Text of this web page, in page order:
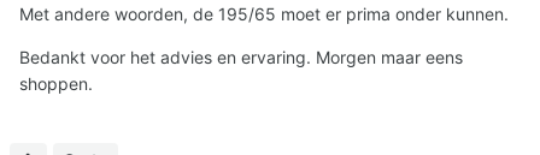
Met andere woorden, de 195/65 moet er prima onder kunnen.
Bedankt voor het advies en ervaring. Morgen maar eens
shoppen.